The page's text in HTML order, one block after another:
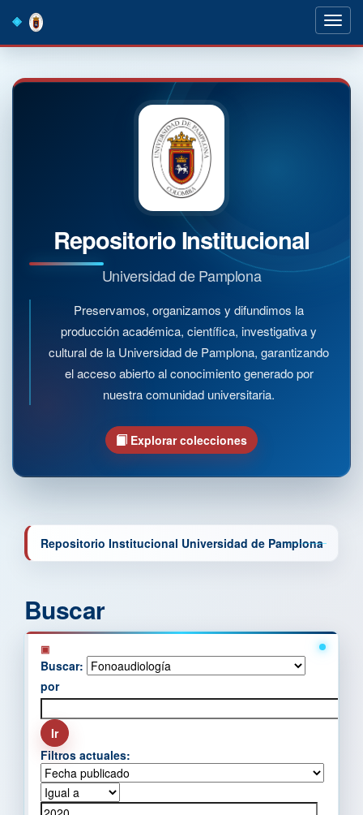
navigation
Repositorio Institucional
Universidad de Pamplona
Preservamos, organizamos y difundimos la
producción académica, científica, investigativa y
cultural de la Universidad de Pamplona, garantizando
el acceso abierto al conocimiento generado por
nuestra comunidad universitaria.
Explorar colecciones
Repositorio Institucional Universidad de Pamplona
Buscar
Buscar:
por
Filtros actuales: